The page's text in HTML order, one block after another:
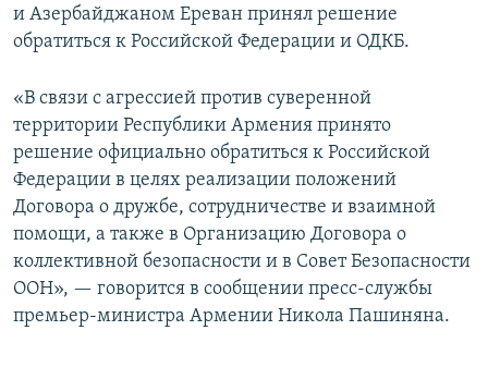
и Азербайджаном Ереван принял решение
обратиться к Российской Федерации и ОДКБ.
«В связи с агрессией против суверенной
территории Республики Армения принято
решение официально обратиться к Российской
Федерации в целях реализации положений
Договора о дружбе, сотрудничестве и взаимной
помощи, а также в Организацию Договора о
коллективной безопасности и в Совет Безопасности
ООН», — говорится в сообщении пресс-службы
премьер-министра Армении Никола Пашиняна.